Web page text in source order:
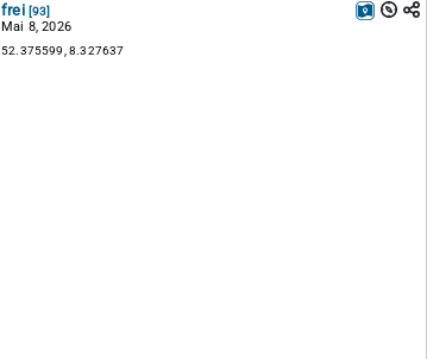
frei [93]
Mai 8, 2026
52.375599, 8.327637